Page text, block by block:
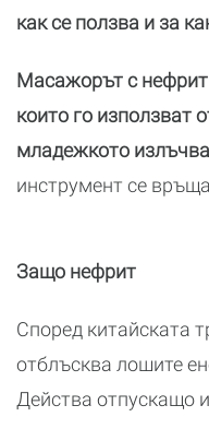
как се ползва и за
Масажорът с нефрит
които го използват
младежкото
инструмент се
Защо нефрит
Според китайската
отблъсква лошите
Действа отпускащо